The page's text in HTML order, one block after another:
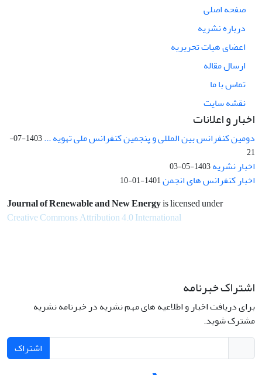
صفحه اصلی
درباره نشریه
اعضای هیات تحریریه
ارسال مقاله
تماس با ما
نقشه سایت
اخبار و اعلانات
دومین کنفرانس بین المللی و پنجمین کنفرانس ملی تهویه ...
1403-07-
21
اخبار نشریه1403-05-03
اخبار کنفرانس های انجمن1401-01-10
Journal of Renewable and New Energyis licensed under
Creative Commons Attribution 4.0 International
اشتراک خبرنامه
برای دریافت اخبار و اطلاعیه های مهم نشریه در خبرنامه نشریه
مشترک شوید.
اشتراک